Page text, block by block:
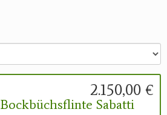
2.150,00 €
Bockbüchsflinte Sabatti